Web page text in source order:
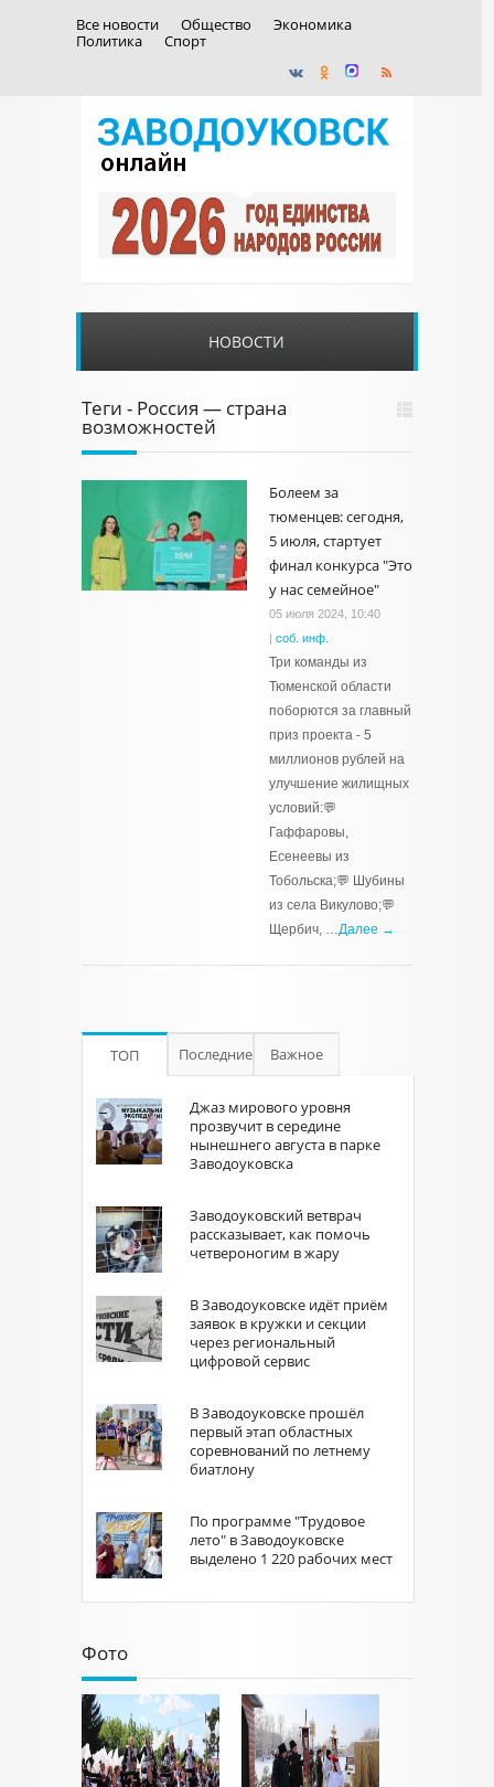
Все новости Общество
Экономика
Политика
Спорт
НОВОСТИ
Теги - Россия — страна
возможностей
Болеем за
тюменцев: сегодня,
5 июля, стартует
финал конкурса "Это
у нас семейное"
05 июля 2024, 10:40
| соб. инф.
Три команды из
Тюменской области
поборются за главный
приз проекта - 5
миллионов рублей на
улучшение жилищных
условий:💬
Гаффаровы,
Есенеевы из
Тобольска;💬 Шубины
из села Викулово;💬
Щербич, …Далее →
ТОП Последние Важное
Джаз мирового уровня
прозвучит в середине
нынешнего августа в парке
Заводоуковска
Заводоуковский ветврач
рассказывает, как помочь
четвероногим в жару
В Заводоуковске идёт приём
заявок в кружки и секции
через региональный
цифровой сервис
В Заводоуковске прошёл
первый этап областных
соревнований по летнему
биатлону
По программе "Трудовое
лето" в Заводоуковске
выделено 1 220 рабочих мест
Фото